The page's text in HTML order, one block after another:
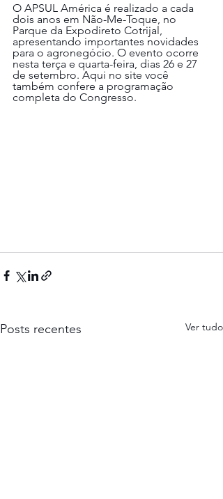
O APSUL América é realizado a cada
dois anos em Não-Me-Toque, no
Parque da Expodireto Cotrijal,
apresentando importantes novidades
para o agronegócio. O evento ocorre
nesta terça e quarta-feira, dias 26 e 27
de setembro. Aqui no site você
também confere a programação
completa do Congresso.
Posts recentes Ver tudo